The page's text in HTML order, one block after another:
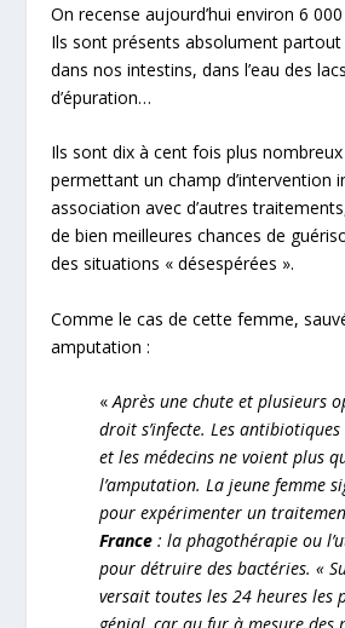
On recense aujourd’hui environ 6
Ils sont présents absolument
dans nos intestins, dans l’eau des
d’épuration…
Ils sont dix à cent fois plus
permettant un champ d’intervention
association avec d’autres
de bien meilleures chances de
des situations « désespérées ».
Comme le cas de cette femme,
amputation :
«Après une chute et plusieurs
droit s’infecte. Les
et les médecins ne voient plus
l’amputation. La jeune femme
pour expérimenter un
France : la phagothérapie ou
pour détruire des bactéries.«
versait toutes les 24 heures les